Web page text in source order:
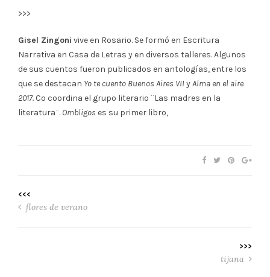
>>>
Gisel Zingoni vive en Rosario. Se formó en Escritura
Narrativa en Casa de Letras y en diversos talleres. Algunos
de sus cuentos fueron publicados en antologías, entre los
que se destacan Yo te cuento Buenos Aires VII yAlma en el aire
2017. Co coordina el grupo literario ¨Las madres en la
literatura¨. Ombligos es su primer libro,
<<<
flores de verano
>>>
tijana